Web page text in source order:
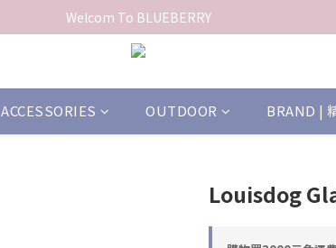
Welcom To BLUEBERRY
ACCESSORIES OUTDOOR BRAND |
Louisdog